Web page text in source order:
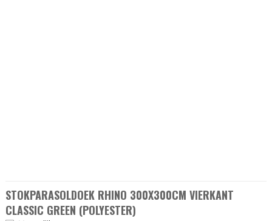
STOKPARASOLDOEK RHINO 300X300CM VIERKANT
CLASSIC GREEN (POLYESTER)